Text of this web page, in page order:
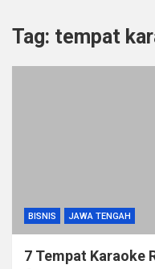
Tag: tempat
BISNIS JAWA TENGAH
7 Tempat Karaoke